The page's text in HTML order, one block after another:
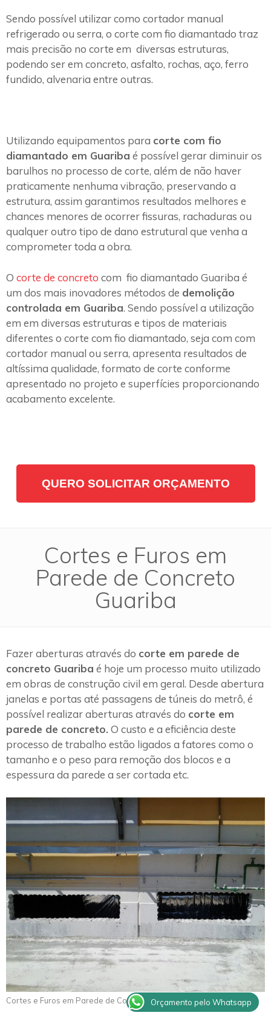
Sendo possível utilizar como cortador manual
refrigerado ou serra, o corte com fio diamantado traz
mais precisão no corte em diversas estruturas,
podendo ser em concreto, asfalto, rochas, aço, ferro
fundido, alvenaria entre outras.
Utilizando equipamentos para corte com fio
diamantado em Guariba é possível gerar diminuir os
barulhos no processo de corte, além de não haver
praticamente nenhuma vibração, preservando a
estrutura, assim garantimos resultados melhores e
chances menores de ocorrer fissuras, rachaduras ou
qualquer outro tipo de dano estrutural que venha a
comprometer toda a obra.
O corte de concreto com fio diamantado Guariba é
um dos mais inovadores métodos de demolição
controlada em Guariba. Sendo possível a utilização
em em diversas estruturas e tipos de materiais
diferentes o corte com fio diamantado, seja com com
cortador manual ou serra, apresenta resultados de
altíssima qualidade, formato de corte conforme
apresentado no projeto e superfícies proporcionando
acabamento excelente.
QUERO SOLICITAR ORÇAMENTO
Cortes e Furos em
Parede de Concreto
Guariba
Fazer aberturas através do corte em parede de
concreto Guariba é hoje um processo muito utilizado
em obras de construção civil em geral. Desde abertura
janelas e portas até passagens de túneis do metrô, é
possível realizar aberturas através do corte em
parede de concreto. O custo e a eficiência deste
processo de trabalho estão ligados a fatores como o
tamanho e o peso para remoção dos blocos e a
espessura da parede a ser cortada etc.
Cortes e Furos em Parede de Concreto GuaribaOrçamento pelo Whatsapp